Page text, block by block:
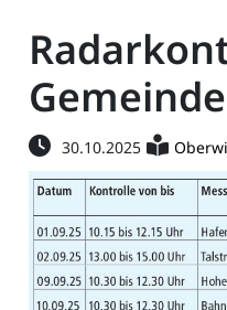
E-
Paper30.10.2025